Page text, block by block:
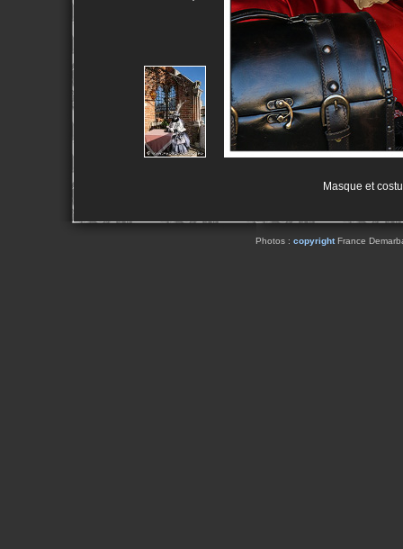
Masque et
Photos : copyrightFrance